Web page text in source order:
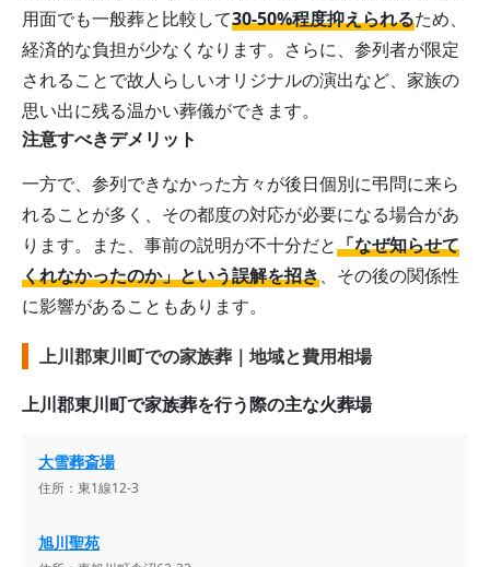
用面でも一般葬と比較して30-50%程度抑えられるため、
経済的な負担が少なくなります。さらに、参列者が限定
されることで故人らしいオリジナルの演出など、家族の
思い出に残る温かい葬儀ができます。
注意すべきデメリット
一方で、参列できなかった方々が後日個別に弔問に来ら
れることが多く、その都度の対応が必要になる場合があ
ります。また、事前の説明が不十分だと「なぜ知らせて
くれなかったのか」という誤解を招き、その後の関係性
に影響があることもあります。
上川郡東川町での家族葬｜地域と費用相場
上川郡東川町で家族葬を行う際の主な火葬場
大雪葬斎場
住所： 東1線12-3
旭川聖苑